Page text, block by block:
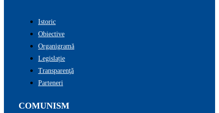
Istoric
Obiective
Organigramă
Legislație
Transparenţă
Parteneri
COMUNISM